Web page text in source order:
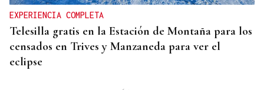
EXPERIENCIA COMPLETA
Telesilla gratis en la Estación de Montaña para los
censados en Trives y Manzaneda para ver el
eclipse